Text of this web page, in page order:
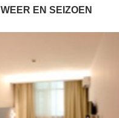
WEER EN SEIZOEN